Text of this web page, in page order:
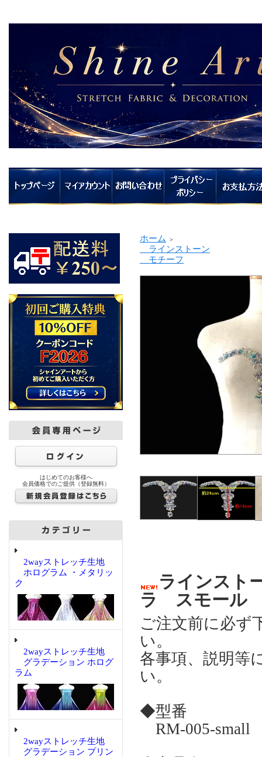
はじめてのお客様へ
会員価格でのご提供（登録無料）
2wayストレッチ生地
ホログラム ・メタリッ
ク
2wayストレッチ生地
グラデーション ホログ
ラム
2wayストレッチ生地
グラデーション プリン
ホーム ＞
ラインストーン
モチーフ
ラインスト
ラ スモール
ご注文前に必ず
い。
各事項、説明等
い。
◆型番
RM-005-small